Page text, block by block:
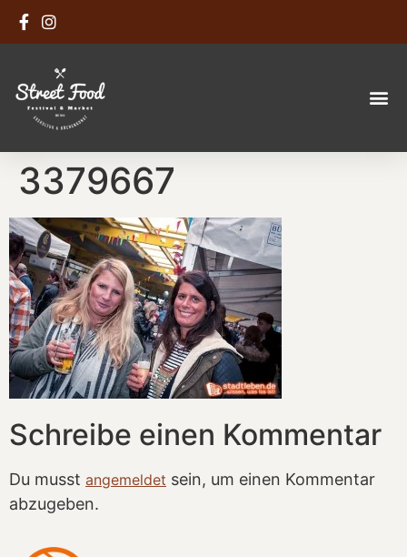
3379667
Schreibe einen Kommentar
Du musst angemeldet sein, um einen Kommentar
abzugeben.